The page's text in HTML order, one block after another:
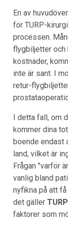
En av
för TURP-
processen.
flygbiljetter och
kostnader,
inte är sant. I
retur-
I detta fall, om
kommer dina
boende endast
land, vilket är
Frågan "varför
vanlig bland
nyfikna på att
det gäller
faktorer som